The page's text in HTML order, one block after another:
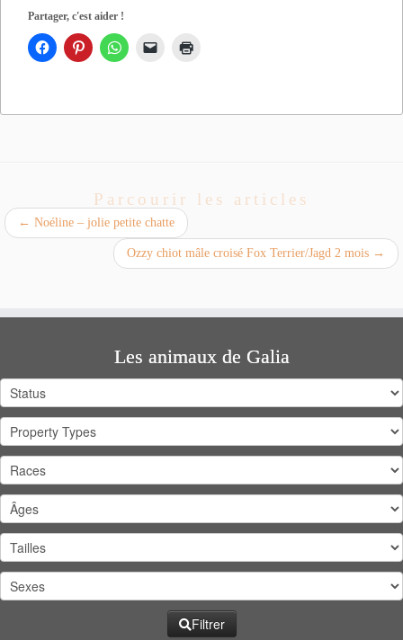
Partager, c'est aider !
Parcourir les articles
← Noéline – jolie petite chatte
Ozzy chiot mâle croisé Fox Terrier/Jagd 2 mois →
Les animaux de Galia
Filtrer